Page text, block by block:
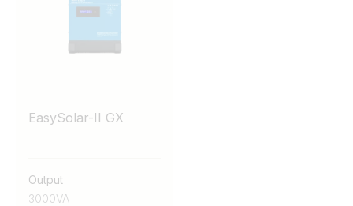
EasySolar-II GX
Output
3000VA